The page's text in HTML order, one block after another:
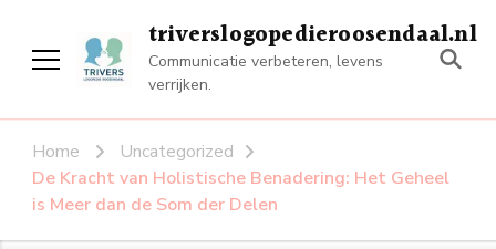
triverslogopedieroosendaal.nl
Communicatie verbeteren, levens
verrijken.
Home
Uncategorized
De Kracht van Holistische Benadering: Het Geheel
is Meer dan de Som der Delen